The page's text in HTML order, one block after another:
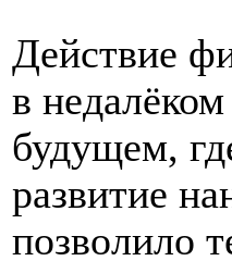
Действие
в
будущем,
развитие
позволило